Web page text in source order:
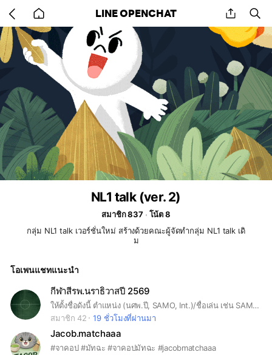
back
to
home
LINE OPENCHAT share
NL1 talk (ver. 2)
สมาชิก 837
โน้ต 8
กลุ่ม NL1 talk เวอร์ชั่นใหม่ สร้างด้วยคณะผู้จัดทำกลุ่ม NL1 talk เดิ
ม
โอเพนแชทแนะนำ
กีฬาสีรพ.นราธิวาสปี 2569
ให้ตั้งชื่อดังนี้ ตำแหน่ง (นศพ.ปี, SAMO, Int.)/ชื่อเล่น เช่น SAMO/เมธ
สมาชิก 42
19 ชั่วโมงที่ผ่านมา
Jacob.matchaaa
#จาคอป #มัทฉะ #จาคอปมัทฉะ #jacobmatchaaa